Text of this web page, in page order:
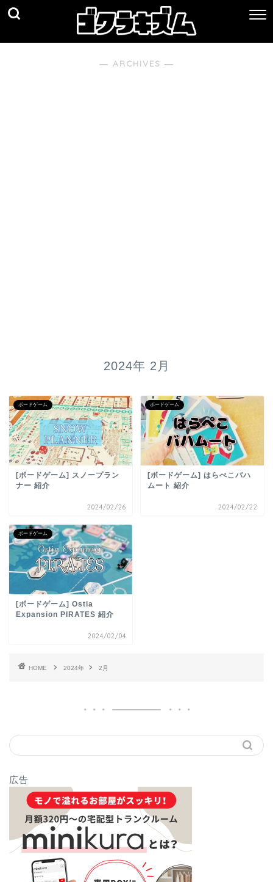
― ARCHIVES ―
2024年 2月
ボードゲーム
[ボードゲーム] スノープラン
ナー 紹介
2024/02/26
ボードゲーム
[ボードゲーム] はらぺこバハ
ムート 紹介
2024/02/22
ボードゲーム
[ボードゲーム] Ostia
Expansion PIRATES 紹介
2024/02/04
HOME 2024年 2月
広告